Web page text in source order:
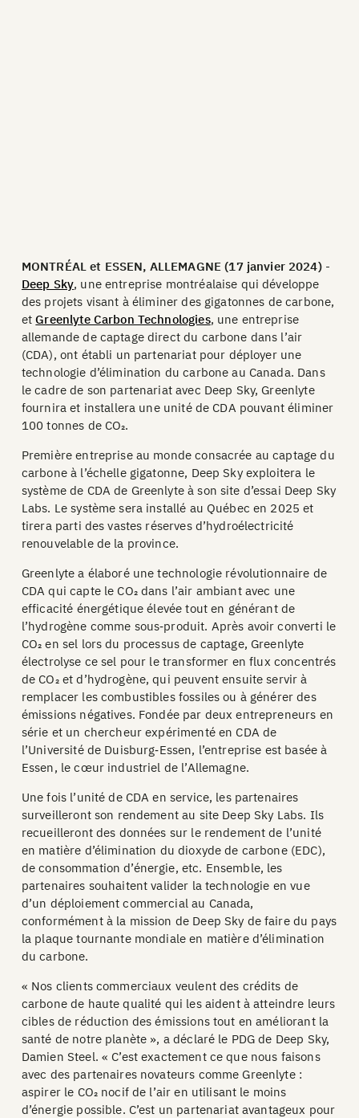
MONTRÉAL et ESSEN, ALLEMAGNE (17 janvier 2024)-
Deep Sky, une entreprise montréalaise qui développe
des projets visant à éliminer des gigatonnes de carbone,
etGreenlyte Carbon Technologies, une entreprise
allemande de captage direct du carbone dans l’air
(CDA), ont établi un partenariat pour déployer une
technologie d’élimination du carbone au Canada. Dans
le cadre de son partenariat avec Deep Sky, Greenlyte
fournira et installera une unité de CDA pouvant éliminer
100 tonnes de CO₂.
Première entreprise au monde consacrée au captage du
carbone à l’échelle gigatonne, Deep Sky exploitera le
système de CDA de Greenlyte à son site d’essai Deep Sky
Labs. Le système sera installé au Québec en 2025 et
tirera parti des vastes réserves d’hydroélectricité
renouvelable de la province.
Greenlyte a élaboré une technologie révolutionnaire de
CDA qui capte le CO₂ dans l’air ambiant avec une
efficacité énergétique élevée tout en générant de
l’hydrogène comme sous‑produit. Après avoir converti le
CO₂ en sel lors du processus de captage, Greenlyte
électrolyse ce sel pour le transformer en flux concentrés
de CO₂ et d’hydrogène, qui peuvent ensuite servir à
remplacer les combustibles fossiles ou à générer des
émissions négatives. Fondée par deux entrepreneurs en
série et un chercheur expérimenté en CDA de
l’Université de Duisburg‑Essen, l’entreprise est basée à
Essen, le cœur industriel de l’Allemagne.
Une fois l’unité de CDA en service, les partenaires
surveilleront son rendement au site Deep Sky Labs. Ils
recueilleront des données sur le rendement de l’unité
en matière d’élimination du dioxyde de carbone (EDC),
de consommation d’énergie, etc. Ensemble, les
partenaires souhaitent valider la technologie en vue
d’un déploiement commercial au Canada,
conformément à la mission de Deep Sky de faire du pays
la plaque tournante mondiale en matière d’élimination
du carbone.
« Nos clients commerciaux veulent des crédits de
carbone de haute qualité qui les aident à atteindre leurs
cibles de réduction des émissions tout en améliorant la
santé de notre planète », a déclaré le PDG de Deep Sky,
Damien Steel. « C’est exactement ce que nous faisons
avec des partenaires novateurs comme Greenlyte :
aspirer le CO₂ nocif de l’air en utilisant le moins
d’énergie possible. C’est un partenariat avantageux pour